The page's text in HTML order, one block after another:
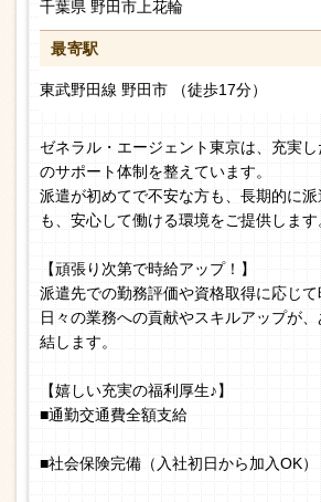
千葉県 野田市上花輪
最寄駅
東武野田線 野田市 （徒歩17分）
ゼネラル・エージェント東京は、充実
のサポート体制を整えています。
派遣が初めてで不安な方も、長期的に
も、安心して働ける環境をご提供します
【頑張り次第で時給アップ！】
派遣先での勤務評価や資格取得に応じて
日々の業務への貢献やスキルアップが
結します。
【嬉しい充実の福利厚生♪】
■通勤交通費全額支給
■社会保険完備（入社初日から加入OK）